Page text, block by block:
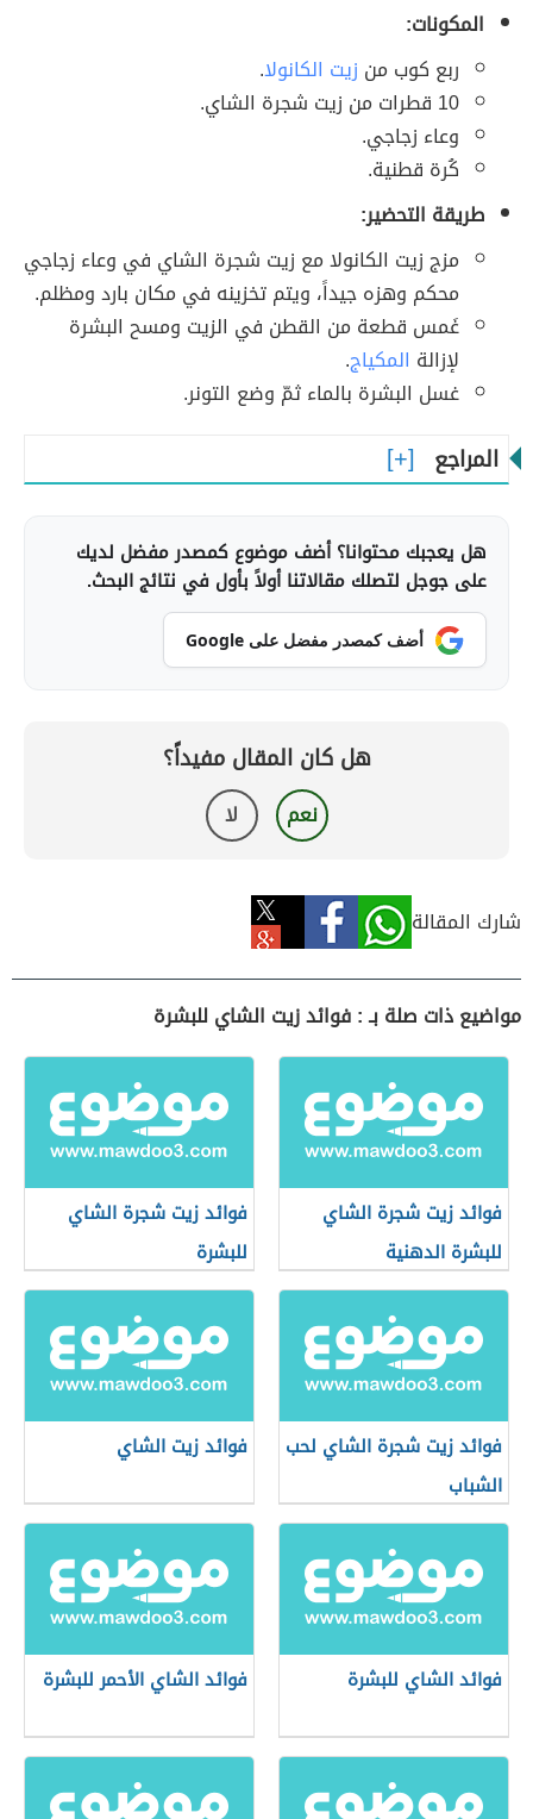
المكونات:
ربع كوب من زيت الكانولا.
10 قطرات من زيت شجرة الشاي.
وعاء زجاجي.
كُرة قطنية.
طريقة التحضير:
مزج زيت الكانولا مع زيت شجرة الشاي في وعاء زجاجي
محكم وهزه جيداً، ويتم تخزينه في مكان بارد ومظلم.
غَمس قطعة من القطن في الزيت ومسح البشرة
لإزالة المكياج.
غسل البشرة بالماء ثمّ وضع التونر.
المراجع
هل يعجبك محتوانا؟ أضف موضوع كمصدر مفضل لديك
على جوجل لتصلك مقالاتنا أولاً بأول في نتائج البحث.
أضف كمصدر مفضل على Google
هل كان المقال مفيداً؟
نعم لا
شارك المقالة
مواضيع ذات صلة بـ : فوائد زيت الشاي للبشرة
فوائد زيت شجرة الشاي
للبشرة الدهنية
فوائد زيت شجرة الشاي
للبشرة
فوائد زيت شجرة الشاي لحب
الشباب
فوائد زيت الشاي
فوائد الشاي للبشرة فوائد الشاي الأحمر للبشرة